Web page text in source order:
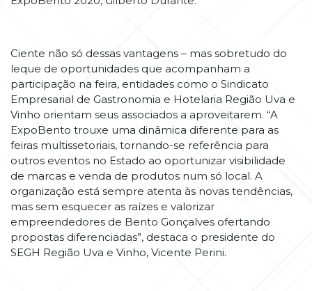
Ciente não só dessas vantagens – mas sobretudo do
leque de oportunidades que acompanham a
participação na feira, entidades como o Sindicato
Empresarial de Gastronomia e Hotelaria Região Uva e
Vinho orientam seus associados a aproveitarem. “A
ExpoBento trouxe uma dinâmica diferente para as
feiras multissetoriais, tornando-se referência para
outros eventos no Estado ao oportunizar visibilidade
de marcas e venda de produtos num só local. A
organização está sempre atenta às novas tendências,
mas sem esquecer as raízes e valorizar
empreendedores de Bento Gonçalves ofertando
propostas diferenciadas”, destaca o presidente do
SEGH Região Uva e Vinho, Vicente Perini.